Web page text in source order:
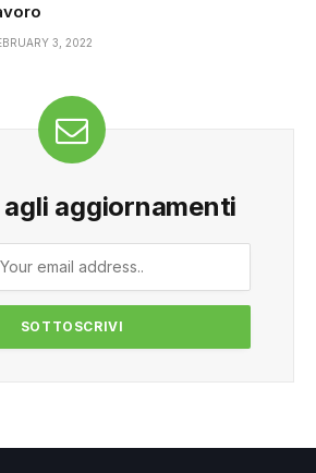
3, 2022
aggiornamenti